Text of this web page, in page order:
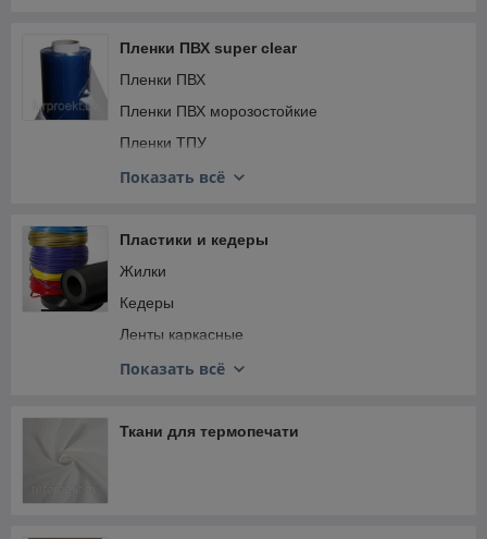
Пленки ПВХ super clear
Пленки ПВХ
Пленки ПВХ морозостойкие
Пленки ТПУ
Пленки ПВХ с просыпкой
Пленки ПВХ тонированные
Показать всё
Пластики и кедеры
Жилки
Кедеры
Ленты каркасные
Ленты подручников
Каркасы
Показать всё
Ткани для термопечати